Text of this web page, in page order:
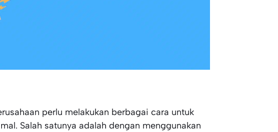
perlu melakukan berbagai cara untuk
Salah satunya adalah dengan menggunakan